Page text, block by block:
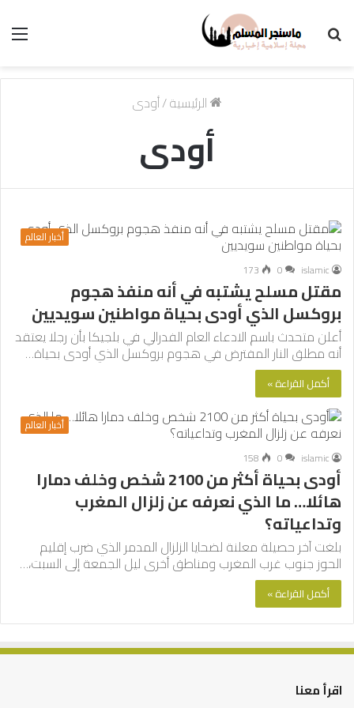
الرئيسية/أودى
أودى
أخبار العالم
islamic
0
173
مقتل مسلح يشتبه في أنه منفذ هجوم
بروكسل الذي أودى بحياة مواطنين سويديين
أعلن متحدث باسم الادعاء العام الفدرالي في بلجيكا بأن رجلا يعتقد
أنه مطلق النار المفترض في هجوم بروكسل الذي أودى بحياة…
أكمل القراءة »
أخبار العالم
islamic
0
158
أودى بحياة أكثر من 2100 شخص وخلف دمارا
هائلا… ما الذي نعرفه عن زلزال المغرب
وتداعياته؟
بلغت آخر حصيلة معلنة لضحايا الزلزال المدمر الذي ضرب إقليم
الحوز جنوب غرب المغرب ومناطق أخرى ليل الجمعة إلى السبت،…
أكمل القراءة »
اقرأ معنا